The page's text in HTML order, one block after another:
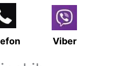
Viber